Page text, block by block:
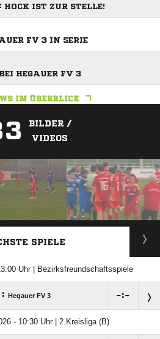
IST ZUR STELLE!
FV 3 IN SERIE
HEGAUER FV 3
IM ÜBERBLICK
BILDER /
VIDEOS
ANZEIGE
SPIELE
Uhr | Bezirksfreundschaftsspiele
: Hegauer FV 3 :
- 10:30 Uhr | 2.Kreisliga (B)